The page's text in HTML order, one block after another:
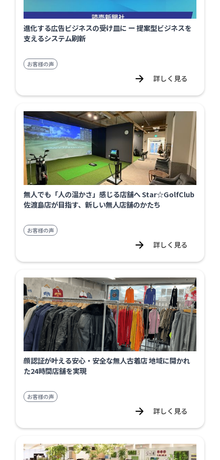
進化する広告ビジネスの受け皿に ー 提案型ビジネスを
支えるシステム刷新
お客様の声
詳しく見る
無人でも「人の温かさ」感じる店舗へ Star☆GolfClub
佐渡島店が目指す、新しい無人店舗のかたち
お客様の声
詳しく見る
顔認証が叶える安心・安全な無人古着店 地域に開かれ
た24時間店舗を実現
お客様の声
詳しく見る